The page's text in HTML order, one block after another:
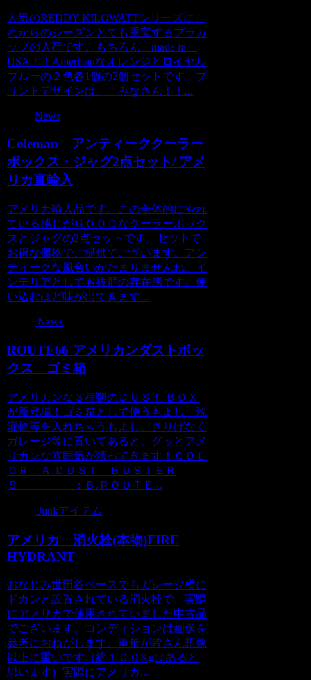
人気のREDDY KILOWATTシリーズにこ
れからのシーズンとても重宝するプラカ
ップの入荷です。もちろん、made in
USA！！Americanなオレンジとロイヤル
ブルーの２色各1個の2個セットです。プ
リントデザインは、「みなさん！！...
News
Coleman アンティーククーラー
ボックス・ジャグ2点セット/ アメ
リカ直輸入
アメリカ輸入品です。この全体的にやれ
ている感じがＧＯＯＤなクーラーボック
スとジャグの2点セットです。セットで
お得な価格でご提供でございます。アン
ティークな風合いがたまりませんね。イ
ンテリアとしても抜群の存在感です。使
い込むほど味が出てきます...
News
ROUTE66 アメリカンダストボッ
クス ゴミ箱
アメリカンな３種類のＤＵＳＴ ＢＯＸ
が新登場！ゴミ箱として使うもよし、洗
濯物等を入れちゃうもよし。さりげなく
ガレージ等に置いてあると、グッとアメ
リカンな雰囲気が漂ってきます！ＣＯＬ
ＯＲ：Ａ.ＤＵＳＴ ＢＵＳＴＥＲ
Ｓ ：Ｂ.ＲＯＵＴＥ...
Junkアイテム
アメリカ 消火栓(本物)FIRE
HYDRANT
おなじみ世田谷ベースでもガレージ横に
ドカンと設置されている消火栓で、実際
にアメリカで使用されていました中古品
でございます。コンディションは画像を
参考におねがします。重量が皆さん想像
以上に重いです（約１００Kgはあると
思います）実際にアメリカ...